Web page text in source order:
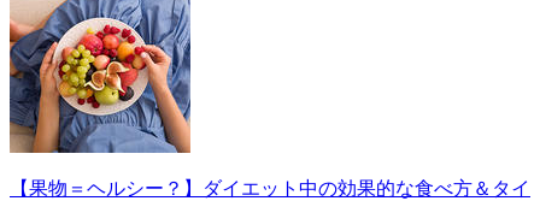
【果物＝ヘルシー？】ダイエット中の効果的な食べ方＆タイ